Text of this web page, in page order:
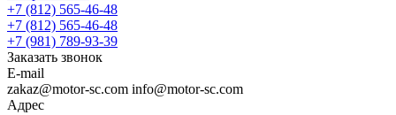
+7 (812) 565-46-48
+7 (812) 565-46-48
+7 (981) 789-93-39
Заказать звонок
E-mail
zakaz@motor-sc.com info@motor-sc.com
Адрес